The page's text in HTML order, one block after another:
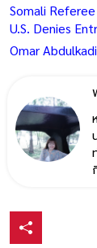
Somali
U.S. Denies
Omar